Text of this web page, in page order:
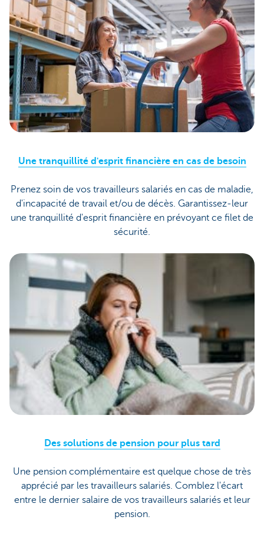
Une tranquillité d'esprit financière en cas de besoin
Prenez soin de vos travailleurs salariés en cas de maladie,
d'incapacité de travail et/ou de décès. Garantissez-leur
une tranquillité d'esprit financière en prévoyant ce filet de
sécurité.
Des solutions de pension pour plus tard
Une pension complémentaire est quelque chose de très
apprécié par les travailleurs salariés. Comblez l'écart
entre le dernier salaire de vos travailleurs salariés et leur
pension.